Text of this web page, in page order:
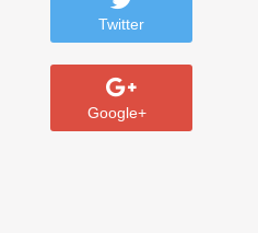
Twitter
Google+